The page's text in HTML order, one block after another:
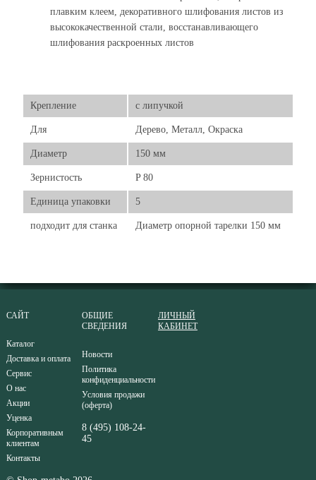
плавким клеем, декоративного шлифования листов из
высококачественной стали, восстанавливающего
шлифования раскроенных листов
Крепление с липучкой
Для Дерево, Металл, Окраска
Диаметр 150 мм
Зернистость P 80
Единица упаковки 5
подходит для станка Диаметр опорной тарелки 150 мм
САЙТ
Каталог
Доставка и оплата
Сервис
О нас
Акции
Уценка
Корпоративным
клиентам
Контакты
ОБЩИЕ
СВЕДЕНИЯ
Новости
Политика
конфиденциальности
Условия продажи
(оферта)
8 (495) 108-24-
45
ЛИЧНЫЙ
КАБИНЕТ